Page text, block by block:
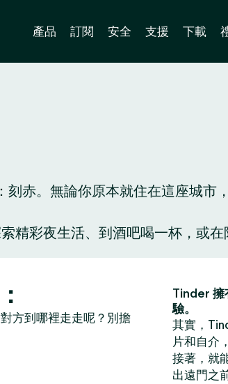
產品 訂閱 安全 支援 下載
赤。無論你原本就住在這座城
精彩夜生活、到酒吧喝一杯，或
方到哪裡走走呢？別擔
Tinder 擁
驗。
其實，
片和自介
接著，就
出遠門之